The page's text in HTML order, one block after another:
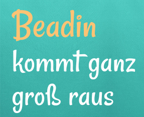
Beadin
kommt ganz
groß raus